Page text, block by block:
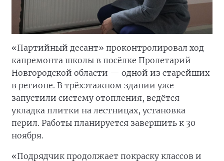
«Партийный десант» проконтролировал ход
капремонта школы в посёлке Пролетарий
Новгородской области — одной из старейших
в регионе. В трёхэтажном здании уже
запустили систему отопления, ведётся
укладка плитки на лестницах, установка
перил. Работы планируется завершить к 30
ноября.
«Подрядчик продолжает покраску классов и